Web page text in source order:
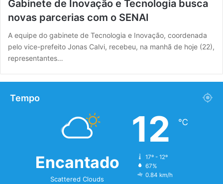
Gabinete de Inovação e Tecnologia busca
novas parcerias com o SENAI
A equipe do gabinete de Tecnologia e Inovação, coordenada
pelo vice-prefeito Jonas Calvi, recebeu, na manhã de hoje (22),
representantes…
Tempo
Encantado
Scattered Clouds
12 ℃
17º - 12º
67%
0.84 km/h